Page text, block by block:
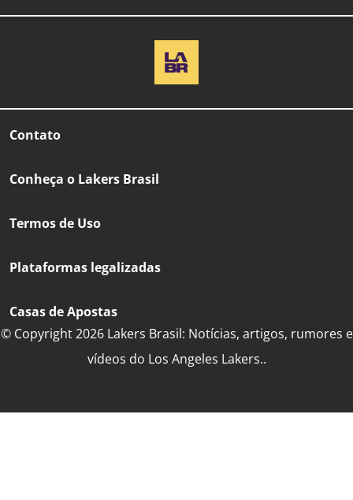
Contato
Conheça o Lakers Brasil
Termos de Uso
Plataformas legalizadas
Casas de Apostas
© Copyright 2026 Lakers Brasil: Notícias, artigos, rumores e
vídeos do Los Angeles Lakers..